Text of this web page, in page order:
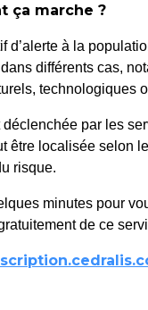
Social
> Mon quotidien >
ça marche ?
d’alerte à la
différents cas,
technologiques
déclenchée par les
être localisée selon
risque.
minutes pour
de ce